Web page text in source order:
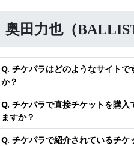
奥田力也（
Q. チケパラはどのようなサイトで
か？
Q. チケパラで直接チケットを購入
ますか？
Q. チケパラで紹介されているチケ